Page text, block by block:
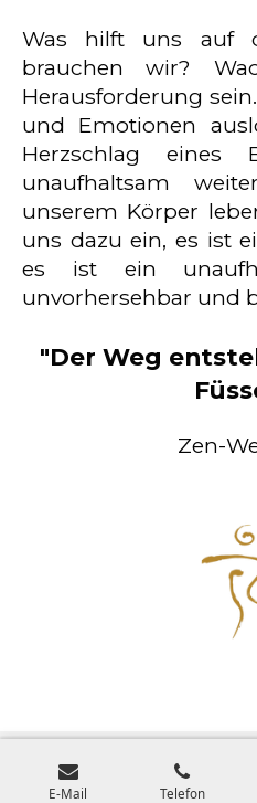
Was hilft uns auf
brauchen wir?
Herausforderung
und Emotionen
Herzschlag eines
unaufhaltsam
unserem Körper
uns dazu ein, es ist
es ist ein
unvorhersehbar und
"Der Weg
Zen-
E-Mail Telefon